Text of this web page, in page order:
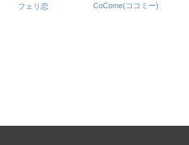
フェリ恋 CoCome(ココミー)